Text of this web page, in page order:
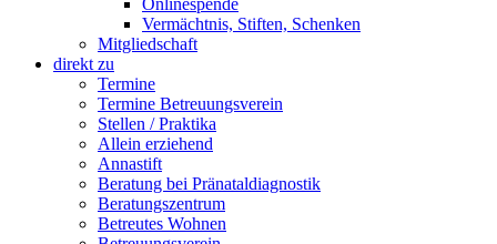
Onlinespende
Vermächtnis, Stiften, Schenken
Mitgliedschaft
direkt zu
Termine
Termine Betreuungsverein
Stellen / Praktika
Allein erziehend
Annastift
Beratung bei Pränataldiagnostik
Beratungszentrum
Betreutes Wohnen